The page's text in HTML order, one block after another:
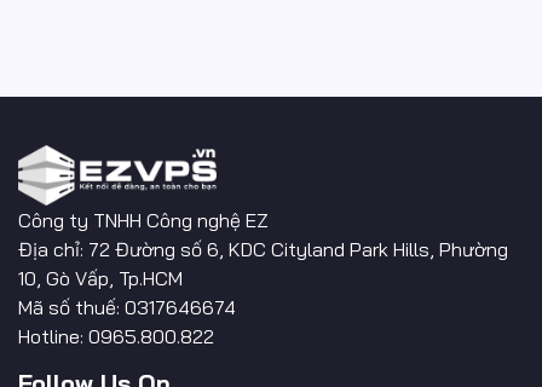
Công ty TNHH Công nghệ EZ
Địa chỉ: 72 Đường số 6, KDC Cityland Park Hills, Phường
10, Gò Vấp, Tp.HCM
Mã số thuế: 0317646674
Hotline: 0965.800.822